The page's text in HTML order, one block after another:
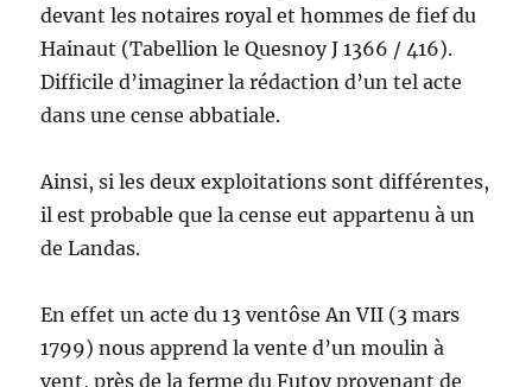
devant les notaires royal et hommes de fief du
Hainaut (Tabellion le Quesnoy J 1366 / 416).
Difficile d’imaginer la rédaction d’un tel acte
dans une cense abbatiale.
Ainsi, si les deux exploitations sont différentes,
il est probable que la cense eut appartenu à un
de Landas.
En effet un acte du 13 ventôse An VII (3 mars
1799) nous apprend la vente d’un moulin à
vent, près de la ferme du Futoy provenant de